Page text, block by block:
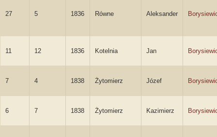
27 5 1836 Równe Aleksander
11 12 1836 Kotelnia Jan
7 4 1838 Żytomierz Józef
6 7 1838 Żytomierz Kazimierz